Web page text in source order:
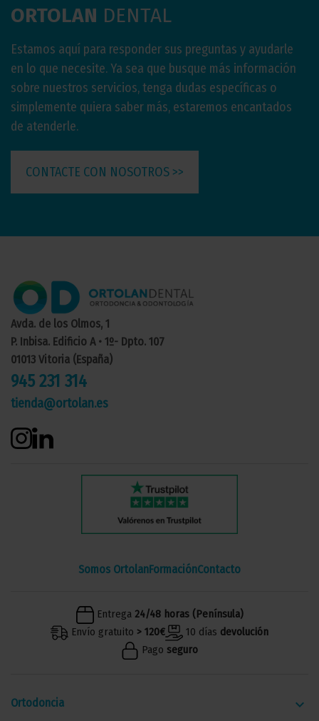
ORTOLAN DENTAL
Estamos aquí para responder sus preguntas y ayudarle
en lo que necesite. Ya sea que busque más información
sobre nuestros servicios, tenga dudas específicas o
simplemente quiera saber más, estaremos encantados
de atenderle.
CONTACTE CON NOSOTROS >>
Avda. de los Olmos, 1
P. Inbisa. Edificio A • 1º- Dpto. 107
01013 Vitoria (España)
945 231 314
tienda@ortolan.es
Somos OrtolanFormaciónContacto
Entrega 24/48 horas (Península)
Envío gratuito > 120€ 10 días devolución
Pago seguro
Ortodoncia keyboard_arrow_down